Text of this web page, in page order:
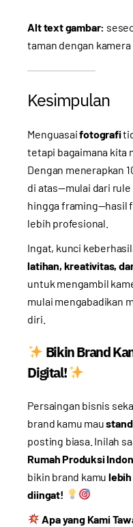
Alt text gambar:
taman dengan
Kesimpulan
Menguasaifotografi
tetapi bagaimana kita
Dengan menerapkan
di atas—mulai dari
hingga framing—hasil
lebih profesional.
Ingat, kunci
latihan, kreativitas,
untuk mengambil
mulai mengabadikan
diri.
Bikin Brand
Digital!
Persaingan bisnis
brand kamu mau
posting biasa. Inilah
Rumah Produksi
bikin brand kamu lebih
diingat!
Apa yang Kami